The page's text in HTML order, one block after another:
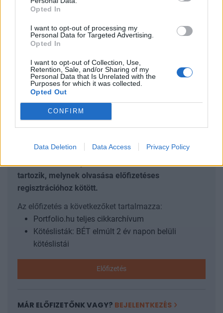
Opted In
I want to opt-out of processing my
Personal Data for Targeted Advertising.
Opted In
I want to opt-out of Collection, Use,
Retention, Sale, and/or Sharing of my
Personal Data that Is Unrelated with the
Purposes for which it was collected.
Opted Out
CONFIRM
Data Deletion Data Access Privacy Policy
szerint a svájci példát látja megoldásnak a Tisza-
Magyar Péter miniszterelnök szerint legkésőbb 2026
törvényt, bár a végleges jogszabálytervezet még nem
készült el, és a kormány több szabályozási opciót is
vizsgál. A kormányfő a csütörtöki kormányszóvivői
tájékoztatón azt mondta: a kabinet számításai szerint az új
adónemből 300–600 milliárd forint közötti...
KEDVES OLVASÓNK!
tartozik, melynek olvasása előfizetéses
regisztrációhoz kötött.
Az előfizetés a következőket tartalmazza:
Portfolio.hu teljes cikkarchívum
Kötéslisták: BÉT elmúlt 2 év napon belüli
kötéslistái
Előfizetés
MÁR ELŐFIZETŐNK VAGY? BEJELENTKEZÉS